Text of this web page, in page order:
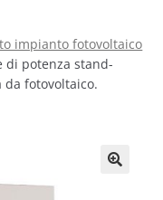
impianto fotovoltaico
di potenza stand-
fotovoltaico.